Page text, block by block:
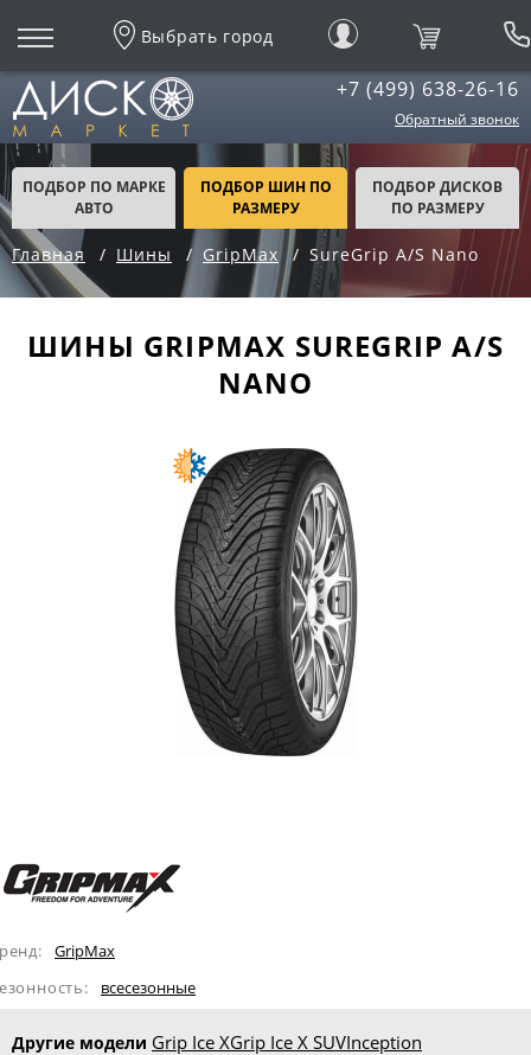
Выбрать город
+7 (499) 638-26-16
Обратный звонок
ПОДБОР ПО МАРКЕ
АВТО
ПОДБОР ШИН ПО
РАЗМЕРУ
ПОДБОР ДИСКОВ
ПО РАЗМЕРУ
Главная Шины GripMax SureGrip A/S Nano
ШИНЫ GRIPMAX SUREGRIP A/S
NANO
GripMax
всесезонные
Другие модели Grip Ice XGrip Ice X SUVInception